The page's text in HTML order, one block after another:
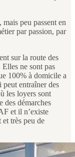
peu passent en
par passion, par
sur la route des
ne sont pas
100% à domicile a
entraîner des
les loyers sont
des démarches
et il n’existe
très peu de